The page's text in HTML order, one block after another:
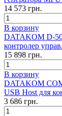
14 573 грн.
В корзину
DATAKOM D-
контролер
15 898 грн.
В корзину
DATAKOM
USB Host для
3 686 грн.